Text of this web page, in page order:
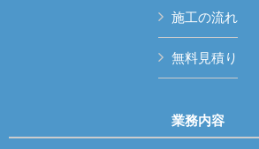
施工の流れ
無料見積り
業務内容